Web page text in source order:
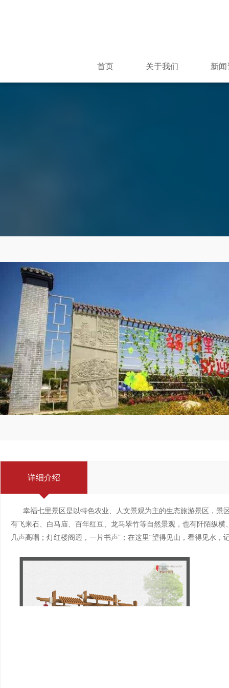
首页 关于我们 新闻
详细介绍
幸福七里景区是以特色农业、人文景观为主的生态旅游景区，景
有飞来石、白马庙、百年红豆、龙马翠竹等自然景观，也有阡陌纵
几声高唱；灯红楼阁迥，一片书声”；在这里“望得见山，看得见水，